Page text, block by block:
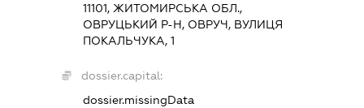
11101, ЖИТОМИРСЬКА ОБЛ.,
ОВРУЦЬКИЙ Р-Н, ОВРУЧ, ВУЛИЦЯ
ПОКАЛЬЧУКА, 1
dossier.capital:
dossier.missingData